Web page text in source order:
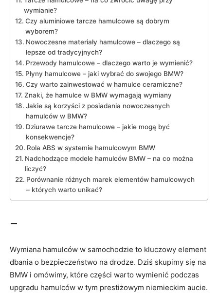
wymianie?
Czy aluminiowe tarcze hamulcowe są dobrym
wyborem?
Nowoczesne materiały hamulcowe – dlaczego są
lepsze od tradycyjnych?
Przewody hamulcowe ⁤– dlaczego warto je wymienić?
Płyny hamulcowe – jaki wybrać do swojego⁤ BMW?
Czy warto zainwestować w hamulce⁢ ceramiczne?
Znaki, że hamulce w BMW wymagają wymiany
Jakie są korzyści z​ posiadania nowoczesnych
hamulców‌ w BMW?
Dziurawe tarcze hamulcowe – jakie mogą być‍
konsekwencje?
Rola​ ABS w systemie hamulcowym BMW
Nadchodzące modele hamulców BMW – na co można
liczyć?
Porównanie różnych marek elementów hamulcowych
–​ których​ warto unikać?
–
Wymiana hamulców w samochodzie to ‌kluczowy element
dbania o bezpieczeństwo na drodze. Dziś skupimy się na
BMW i⁣ omówimy, które części‌ warto wymienić podczas
upgradu hamulców w tym prestiżowym niemieckim aucie.